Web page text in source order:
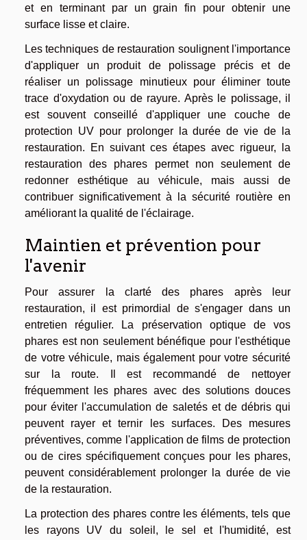
et en terminant par un grain fin pour obtenir une
surface lisse et claire.
Les techniques de restauration soulignent l'importance
d'appliquer un produit de polissage précis et de
réaliser un polissage minutieux pour éliminer toute
trace d'oxydation ou de rayure. Après le polissage, il
est souvent conseillé d'appliquer une couche de
protection UV pour prolonger la durée de vie de la
restauration. En suivant ces étapes avec rigueur, la
restauration des phares permet non seulement de
redonner esthétique au véhicule, mais aussi de
contribuer significativement à la sécurité routière en
améliorant la qualité de l'éclairage.
Maintien et prévention pour
l'avenir
Pour assurer la clarté des phares après leur
restauration, il est primordial de s'engager dans un
entretien régulier. La préservation optique de vos
phares est non seulement bénéfique pour l'esthétique
de votre véhicule, mais également pour votre sécurité
sur la route. Il est recommandé de nettoyer
fréquemment les phares avec des solutions douces
pour éviter l'accumulation de saletés et de débris qui
peuvent rayer et ternir les surfaces. Des mesures
préventives, comme l'application de films de protection
ou de cires spécifiquement conçues pour les phares,
peuvent considérablement prolonger la durée de vie
de la restauration.
La protection des phares contre les éléments, tels que
les rayons UV du soleil, le sel et l'humidité, est